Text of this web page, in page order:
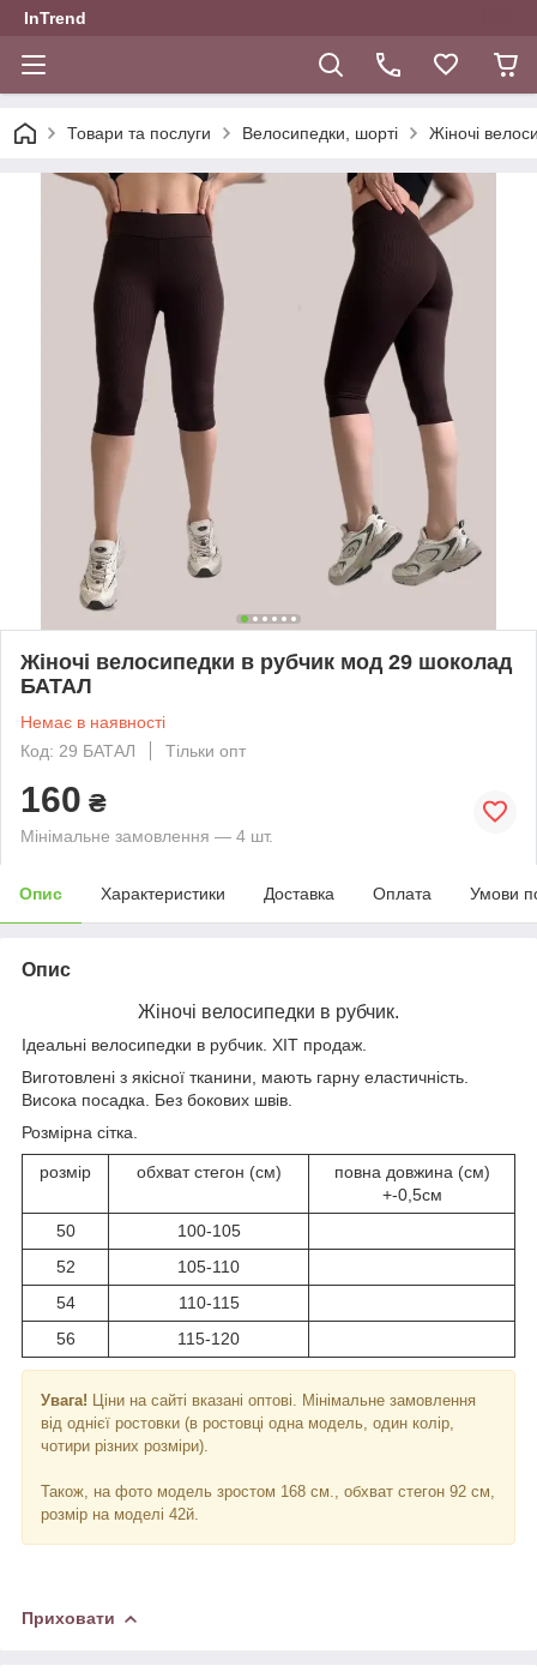
InTrend
Товари та послуги Велосипедки, шорті Жіночі
Жіночі велосипедки в рубчик мод 29 шоколад
БАТАЛ
Немає в наявності
Код: 29 БАТАЛ
Тільки опт
160 ₴
Мінімальне замовлення — 4 шт.
Опис Характеристики Доставка Оплата Умови
Опис
Жіночі велосипедки в рубчик.
Ідеальні велосипедки в рубчик. ХІТ продаж.
Виготовлені з якісної тканини, мають гарну еластичність.
Висока посадка. Без бокових швів.
Розмірна сітка.
розмір обхват стегон (см)
повна довжина (см)
+-0,5см
50
100-105
52
105-110
54
110-115
56
115-120
Увага! Ціни на сайті вказані оптові. Мінімальне замовлення
від однієї ростовки (в ростовці одна модель, один колір,
чотири різних розміри).
Також, на фото модель зростом 168 см., обхват стегон 92 см,
розмір на моделі 42й.
Приховати